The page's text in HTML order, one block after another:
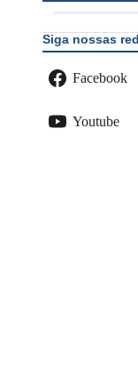
Siga nossas
Facebook
Youtube